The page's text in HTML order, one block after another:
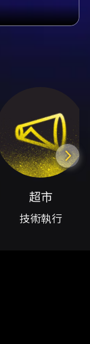
演者蔡承儒
目，由菜冠雙
藝人同台演
： - 下午場
在昏暗聚光燈
與情境遊
演出內含即興
暴羅的深夜放
Plus 卡
路480號。
，同一桌內
超市
技術執行